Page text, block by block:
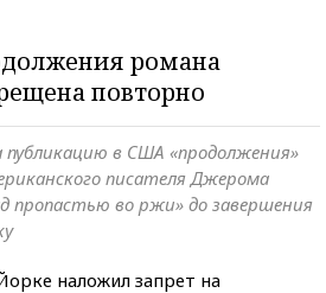
романа
повторно
в США «продолжения»
писателя Джерома
пропастью во ржи» до завершения
наложил запрет на